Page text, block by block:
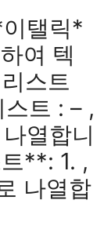
탤릭*
여 텍
스트
트 : – ,
열합니
**: 1. ,
나열합